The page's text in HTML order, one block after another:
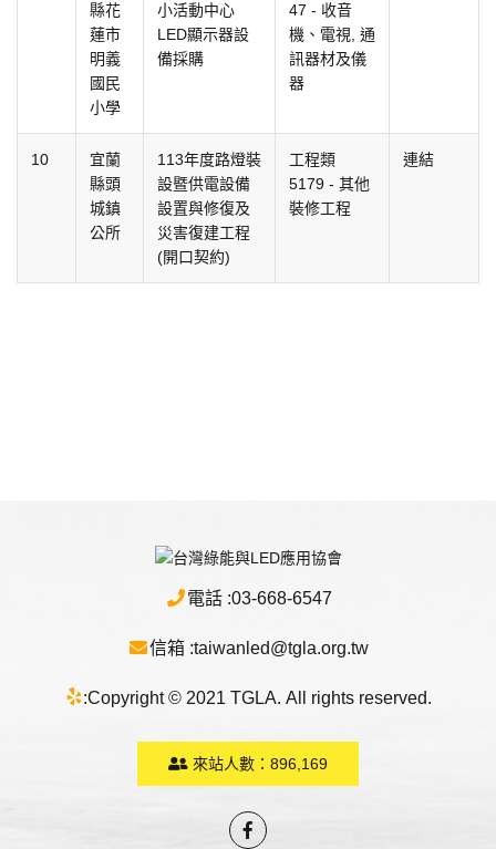
縣花
蓮市
明義
國民
小學
小活動中心
LED顯示器設
備採購
47 - 收音
機、電視, 通
訊器材及儀
器
10
宜蘭
縣頭
城鎮
公所
113年度路燈裝
設暨供電設備
設置與修復及
災害復建工程
(開口契約)
工程類
5179 - 其他
裝修工程
連結
電話 :03-668-6547
信箱 :taiwanled@tgla.org.tw
:Copyright © 2021 TGLA. All rights reserved.
來站人數： 896,169